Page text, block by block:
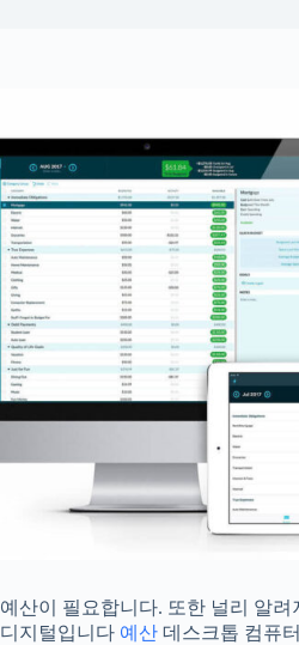
예산이 필요합니다. 또한 널리 알려
디지털입니다 예산 데스크톱 컴퓨